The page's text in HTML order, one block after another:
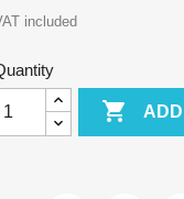
included
